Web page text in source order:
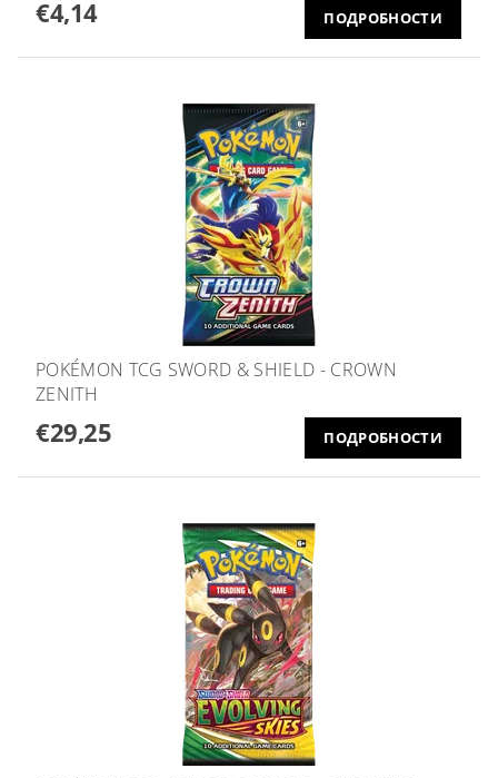
€4,14 ПОДРОБНОСТИ
POKÉMON TCG SWORD & SHIELD - CROWN
ZENITH
€29,25 ПОДРОБНОСТИ